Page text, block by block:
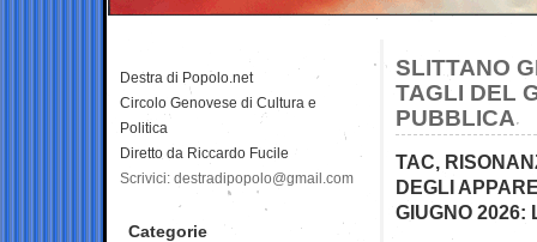
SLITTANO
TAGLI DEL
PUBBLICA
TAC,
DEGLI
GIUGNO 2026:
Destra di Popolo.net
Circolo Genovese di Cultura e
Politica
Diretto da Riccardo Fucile
Scrivici: destradipopolo@gmail.com
Categorie